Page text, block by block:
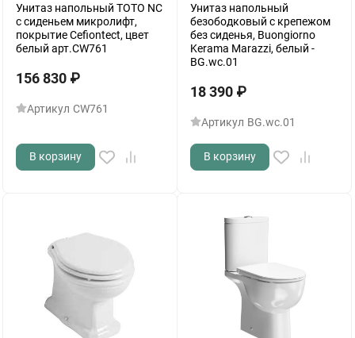
Унитаз напольный TOTO NC
с сиденьем микролифт,
покрытие Cefiontect, цвет
белый арт.CW761
156 830 ₽
Артикул CW761
В корзину
Унитаз напольный
безободковый с крепежом
без сиденья, Buongiorno
Kerama Marazzi, белый -
BG.wc.01
18 390 ₽
Артикул BG.wc.01
В корзину